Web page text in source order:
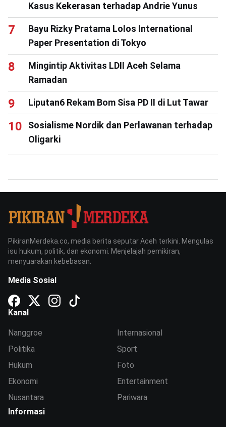
Kasus Kekerasan terhadap Andrie Yunus
Bayu Rizky Pratama Lolos International
Paper Presentation di Tokyo
Mingintip Aktivitas LDII Aceh Selama
Ramadan
Liputan6 Rekam Bom Sisa PD II di Lut Tawar
Sosialisme Nordik dan Perlawanan terhadap
Oligarki
PikiranMerdeka.co, media berita seputar Aceh terkini. Mengulas
isu hukum, politik, dan ekonomi. Menjelajah pemikiran,
menyuarakan kebebasan.
Media Sosial
Kanal
Nanggroe
Politika
Hukum
Ekonomi
Nusantara
Internasional
Sport
Foto
Entertainment
Pariwara
Informasi